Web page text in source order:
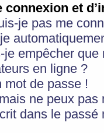
connexion et
je pas me
empêcher
en ligne ?
mot de passe !
ne peux pas
dans le